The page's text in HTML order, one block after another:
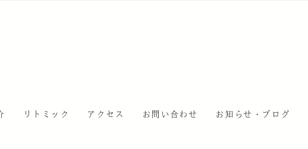
リトミック アクセス お問い合わせ お知らせ・ブログ